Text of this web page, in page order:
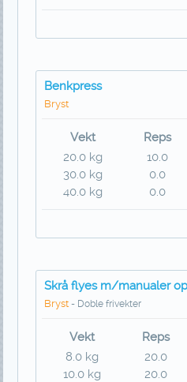
Benkpress
Bryst
Vekt Reps
20.0 kg
10.0
30.0 kg
0.0
40.0 kg
0.0
Skrå flyes m/manualer
Bryst- Doble frivekter
Vekt Reps
8.0 kg
20.0
10.0 kg
20.0